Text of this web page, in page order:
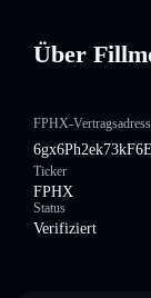
Über
FPHX-
Ticker
FPHX
Status
Verifiziert